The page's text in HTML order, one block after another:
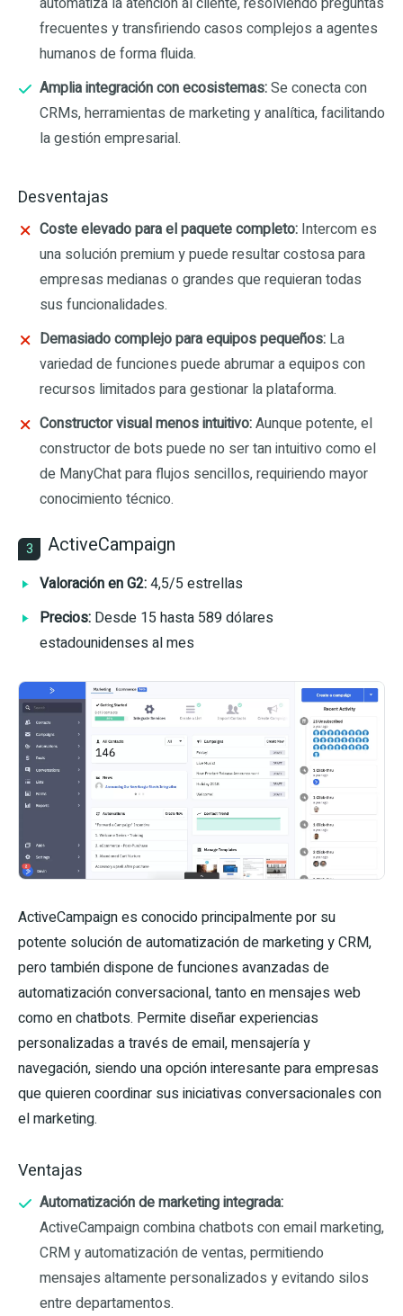
frecuentes y transfiriendo casos complejos a agentes
humanos de forma fluida.
Amplia integración con ecosistemas:Se conecta con
CRMs, herramientas de marketing y analítica, facilitando
la gestión empresarial.
Desventajas
Coste elevado para el paquete completo: Intercom es
una solución premium y puede resultar costosa para
empresas medianas o grandes que requieran todas
sus funcionalidades.
Demasiado complejo para equipos pequeños: La
variedad de funciones puede abrumar a equipos con
recursos limitados para gestionar la plataforma.
Constructor visual menos intuitivo:Aunque potente, el
constructor de bots puede no ser tan intuitivo como el
de ManyChat para flujos sencillos, requiriendo mayor
conocimiento técnico.
3 ActiveCampaign
Valoración en G2:4,5/5 estrellas
Precios: Desde 15 hasta 589 dólares
estadounidenses al mes
ActiveCampaign es conocido principalmente por su
potente solución de automatización de marketing y CRM,
pero también dispone de funciones avanzadas de
automatización conversacional, tanto en mensajes web
como en chatbots. Permite diseñar experiencias
personalizadas a través de email, mensajería y
navegación, siendo una opción interesante para empresas
que quieren coordinar sus iniciativas conversacionales con
el marketing.
Ventajas
Automatización de marketing integrada:
ActiveCampaign combina chatbots con email marketing,
CRM y automatización de ventas, permitiendo
mensajes altamente personalizados y evitando silos
entre departamentos.